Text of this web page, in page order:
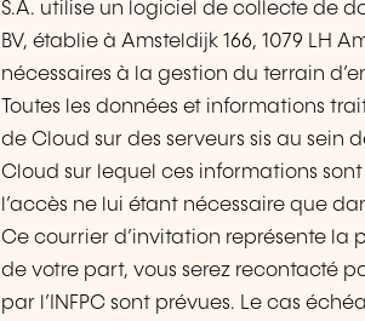
S.A. utilise un logiciel de collecte de
BV, établie à Amsteldijk 166, 1079 LH
nécessaires à la gestion du terrain
Toutes les données et informations
de Cloud sur des serveurs sis au sein
Cloud sur lequel ces informations
l’accès ne lui étant nécessaire que
Ce courrier d’invitation représente la
de votre part, vous serez recontacté
par l’INFPC sont prévues. Le cas